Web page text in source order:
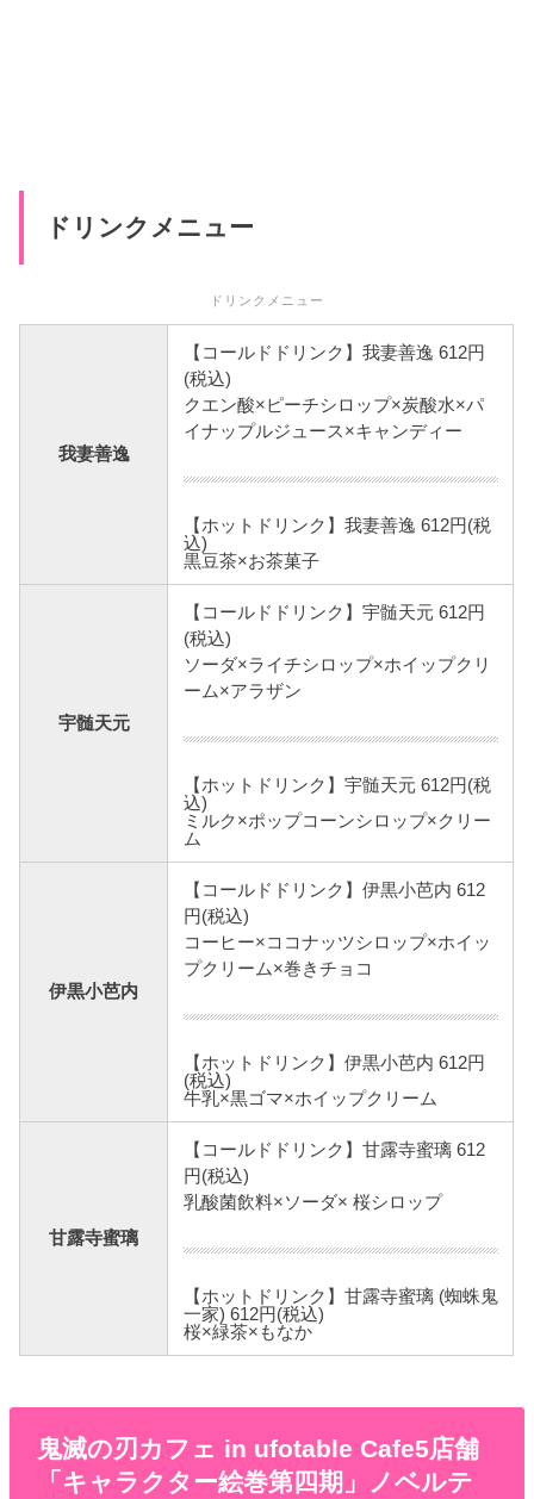
ドリンクメニュー
ドリンクメニュー
我妻善逸
【コールドドリンク】我妻善逸 612円
(税込)
クエン酸×ピーチシロップ×炭酸水×パ
イナップルジュース×キャンディー
【ホットドリンク】我妻善逸 612円(税
込)
黒豆茶×お茶菓子
宇髄天元
【コールドドリンク】宇髄天元 612円
(税込)
ソーダ×ライチシロップ×ホイップクリ
ーム×アラザン
【ホットドリンク】宇髄天元 612円(税
込)
ミルク×ポップコーンシロップ×クリー
ム
伊黒小芭内
【コールドドリンク】伊黒小芭内 612
円(税込)
コーヒー×ココナッツシロップ×ホイッ
プクリーム×巻きチョコ
【ホットドリンク】伊黒小芭内 612円
(税込)
牛乳×黒ゴマ×ホイップクリーム
甘露寺蜜璃
【コールドドリンク】甘露寺蜜璃 612
円(税込)
乳酸菌飲料×ソーダ× 桜シロップ
【ホットドリンク】甘露寺蜜璃 (蜘蛛鬼
一家) 612円(税込)
桜×緑茶×もなか
鬼滅の刃カフェ in ufotable Cafe5店舗
「キャラクター絵巻第四期」ノベルテ